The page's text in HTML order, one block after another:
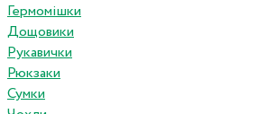
Гермомішки
Дощовики
Рукавички
Рюкзаки
Сумки